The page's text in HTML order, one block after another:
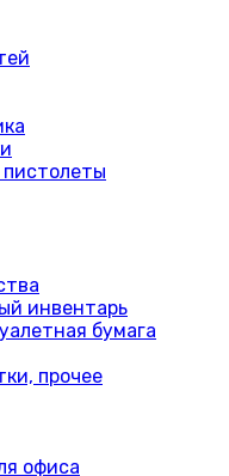
инвентарь
бумага
прочее
офиса